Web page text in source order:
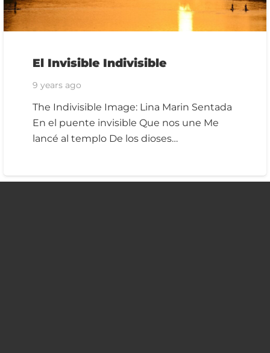
El Invisible Indivisible
9 years ago
The Indivisible Image: Lina Marin Sentada
En el puente invisible Que nos une Me
lancé al templo De los dioses…